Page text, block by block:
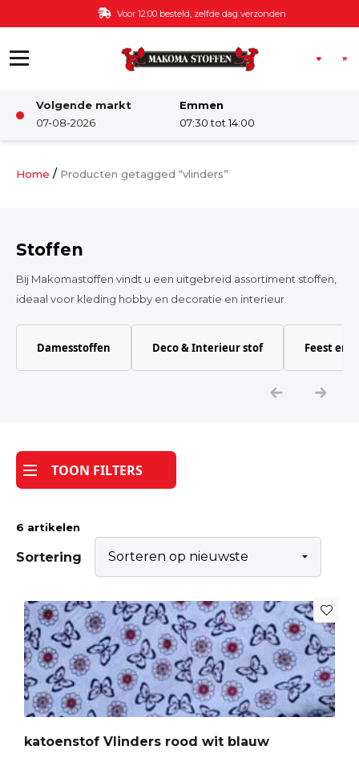
Voor 12:00 besteld, zelfde dag verzonden
Volgende markt
07-08-2026
Emmen
07:30 tot 14:00
Damesstoffen
Katoen
Tijdpakker stof
Home / Producten getagged “vlinders”
Stoffen
Bij Makomastoffen vindt u een uitgebreid assortiment stoffen,
ideaal voor kleding hobby en decoratie en interieur
Damesstoffen Deco & Interieur stof Feest en
TOON FILTERS
6 artikelen
Sortering
katoenstof Vlinders rood wit blauw